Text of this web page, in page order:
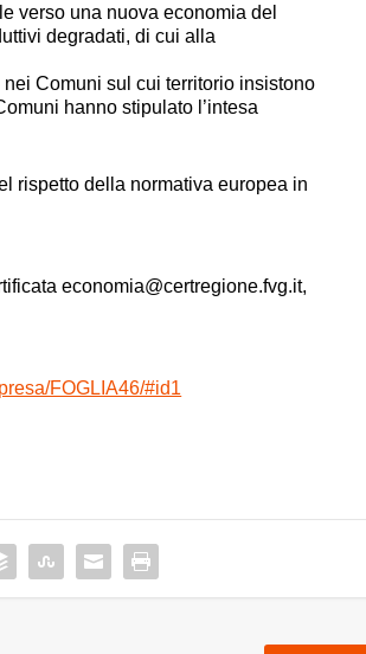
verso una nuova economia del
degradati, di cui alla
Comuni sul cui territorio insistono
hanno stipulato l’intesa
rispetto della normativa europea in
economia@certregione.fvg.it,
FOGLIA46/#id1